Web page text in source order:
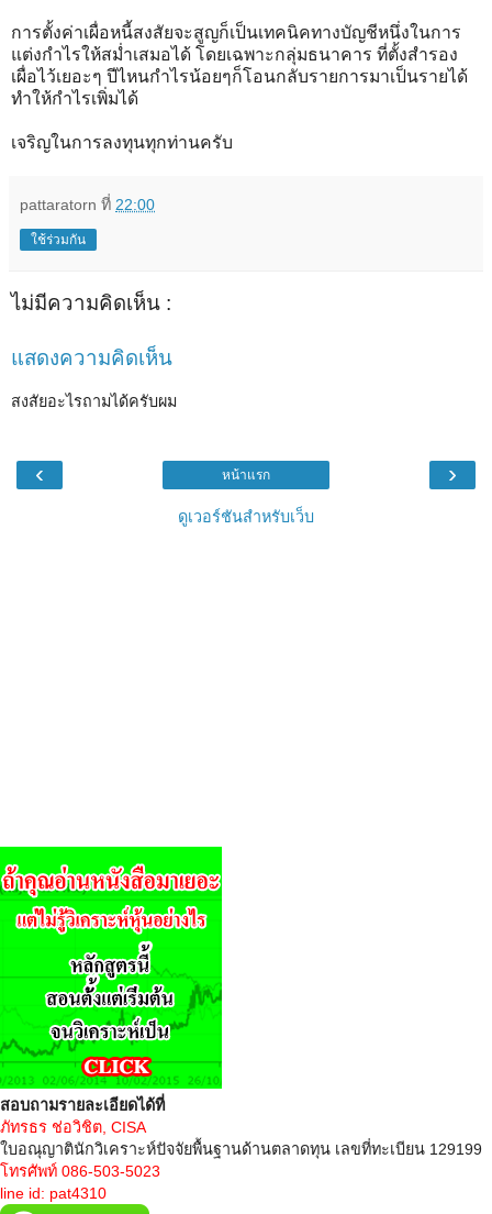
การตั้งค่าเผื่อหนี้สงสัยจะสูญก็เป็นเทคนิคทางบัญชีหนึ่งในการ
แต่งกำไรให้สม่ำเสมอได้ โดยเฉพาะกลุ่มธนาคาร ที่ตั้งสำรอง
เผื่อไว้เยอะๆ ปีไหนกำไรน้อยๆก็โอนกลับรายการมาเป็นรายได้
ทำให้กำไรเพิ่มได้
เจริญในการลงทุนทุกท่านครับ
pattaratorn ที่ 22:00
ใช้ร่วมกัน
ไม่มีความคิดเห็น :
แสดงความคิดเห็น
สงสัยอะไรถามได้ครับผม
‹ ›
หน้าแรก
ดูเวอร์ชันสำหรับเว็บ
สอบถามรายละเอียดได้ที่
ภัทรธร ช่อวิชิต, CISA
ใบอณุญาตินักวิเคราะห์ปัจจัยพื้นฐานด้านตลาดทุน เลขที่ทะเบียน 129199
โทรศัพท์ 086-503-5023
line id: pat4310